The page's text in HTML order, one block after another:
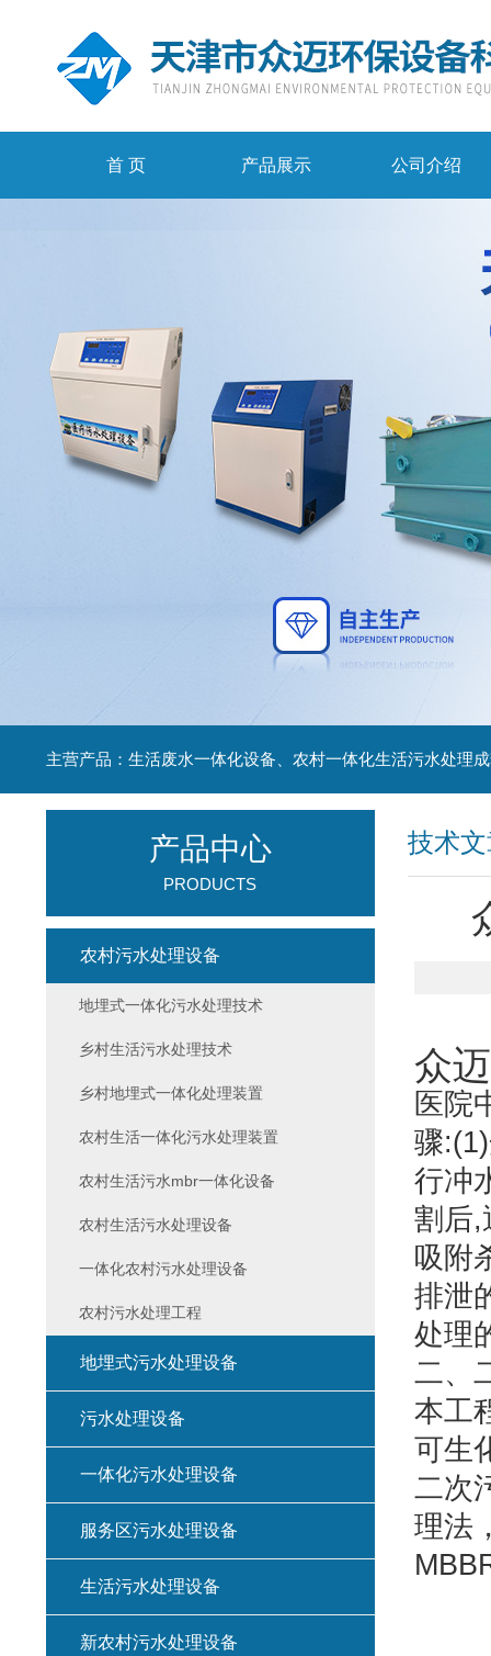
首 页 产品展示 公司介绍
主营产品：生活废水一体化设备、农村一体化生活污水处理
技术
众
医院
骤
行冲
割后,
吸附
排泄
处理
二、
本工
可生
二次
理法
产品中心
PRODUCTS
农村污水处理设备
地埋式一体化污水处理技术
乡村生活污水处理技术
乡村地埋式一体化处理装置
农村生活一体化污水处理装置
农村生活污水mbr一体化设备
农村生活污水处理设备
一体化农村污水处理设备
农村污水处理工程
地埋式污水处理设备
污水处理设备
一体化污水处理设备
服务区污水处理设备
生活污水处理设备
新农村污水处理设备